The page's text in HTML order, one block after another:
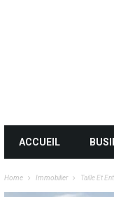
ACCUEIL
Home Immobilier Taille Et